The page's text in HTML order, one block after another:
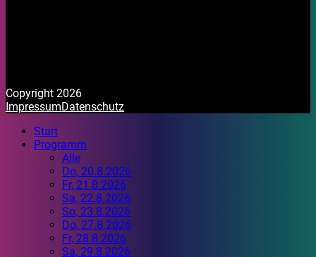
Copyright 2026
ImpressumDatenschutz
Start
Programm
Alle
Do, 20.8.2026
Fr, 21.8.2026
Sa, 22.8.2026
So, 23.8.2026
Do, 27.8.2026
Fr, 28.8.2026
Sa, 29.8.2026